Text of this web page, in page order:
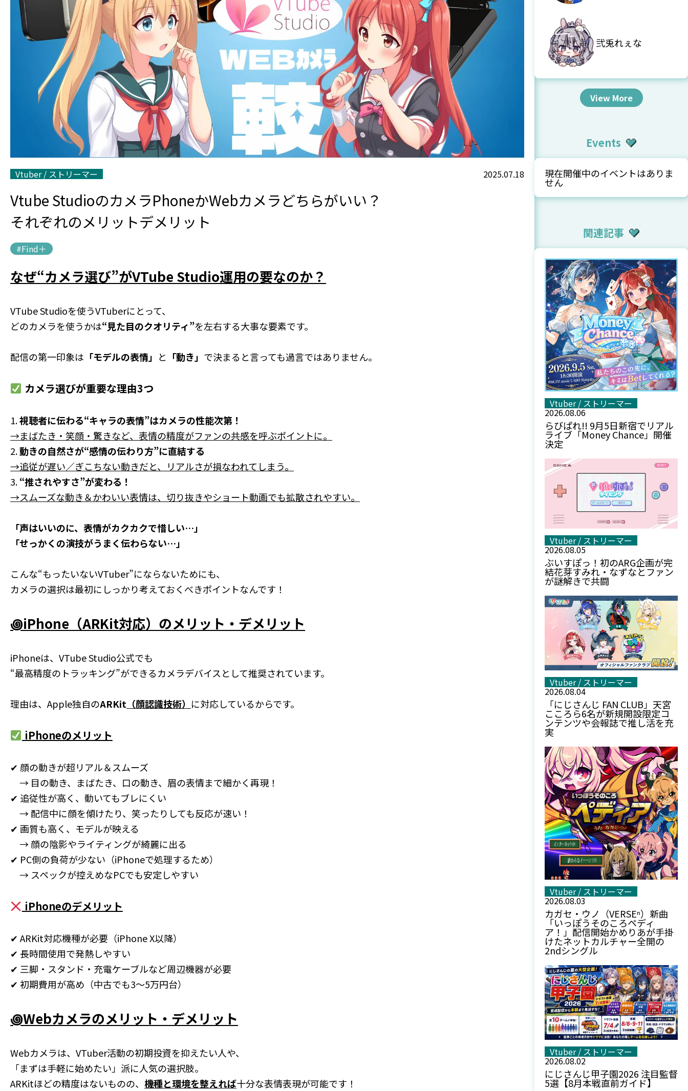
Vtuber / ストリーマー 2025.07.18
Vtube StudioのカメラPhoneかWebカメラどちらがいい？
それぞれのメリットデメリット
#Find＋
なぜ“カメラ選び”がVTube Studio運用の要なのか？
VTube Studioを使うVTuberにとって、
どのカメラを使うかは“見た目のクオリティ”を左右する大事な要素です。
配信の第一印象は 「モデルの表情」 と 「動き」 で決まると言っても過言ではありません。
カメラ選びが重要な理由3つ
1.視聴者に伝わる“キャラの表情”はカメラの性能次第！
→まばたき・笑顔・驚きなど、表情の精度がファンの共感を呼ぶポイントに。
2.動きの自然さが“感情の伝わり方”に直結する
→追従が遅い／ぎこちない動きだと、リアルさが損なわれてしまう。
3.“推されやすさ”が変わる！
→スムーズな動き＆かわいい表情は、切り抜きやショート動画でも拡散されやすい。
「声はいいのに、表情がカクカクで惜しい…」
「せっかくの演技がうまく伝わらない…」
こんな“もったいないVTuber”にならないためにも、
カメラの選択は最初にしっかり考えておくべきポイントなんです！
꩜iPhone（ARKit対応）のメリット・デメリット
iPhoneは、VTube Studio公式でも
“最高精度のトラッキング”ができるカメラデバイスとして推奨されています。
理由は、Apple独自のARKit （顔認識技術） に対応しているからです。
iPhoneのメリット
✔ 顔の動きが超リアル＆スムーズ
→ 目の動き、まばたき、口の動き、眉の表情まで細かく再現！
✔ 追従性が高く、動いてもブレにくい
→ 配信中に顔を傾けたり、笑ったりしても反応が速い！
✔ 画質も高く、モデルが映える
→ 顔の陰影やライティングが綺麗に出る
✔ PC側の負荷が少ない（iPhoneで処理するため）
→ スペックが控えめなPCでも安定しやすい
iPhoneのデメリット
✔ ARKit対応機種が必要（iPhone X以降）
✔ 長時間使用で発熱しやすい
✔ 三脚・スタンド・充電ケーブルなど周辺機器が必要
✔ 初期費用が高め（中古でも3〜5万円台）
꩜Webカメラのメリット・デメリット
Webカメラは、VTuber活動の初期投資を抑えたい人や、
「まずは手軽に始めたい」派に人気の選択肢。
ARKitほどの精度はないものの、 機種と環境を整えれば十分な表情表現が可能です！
弐兎れぇな
View More
Events
現在開催中のイベントはありま
せん
関連記事
Vtuber / ストリーマー
2026.08.06
らびぱれ!! 9月5日新宿でリアル
ライブ「Money Chance」開催
決定
Vtuber / ストリーマー
2026.08.05
ぶいすぽっ！初のARG企画が完
結――花芽すみれ・なずなとファン
が謎解きで共闘
Vtuber / ストリーマー
2026.08.04
「にじさんじ FAN CLUB」天宮
こころら6名が新規開設――限定コ
ンテンツや会報誌で推し活を充
実
Vtuber / ストリーマー
2026.08.03
カガセ・ウノ（VERSEⁿ）新曲
「いっぽうそのころペディ
ア！」配信開始――かめりあが手掛
けたネットカルチャー全開の
2ndシングル
Vtuber / ストリーマー
2026.08.02
にじさんじ甲子園2026 注目監督
5選【8月本戦直前ガイド】